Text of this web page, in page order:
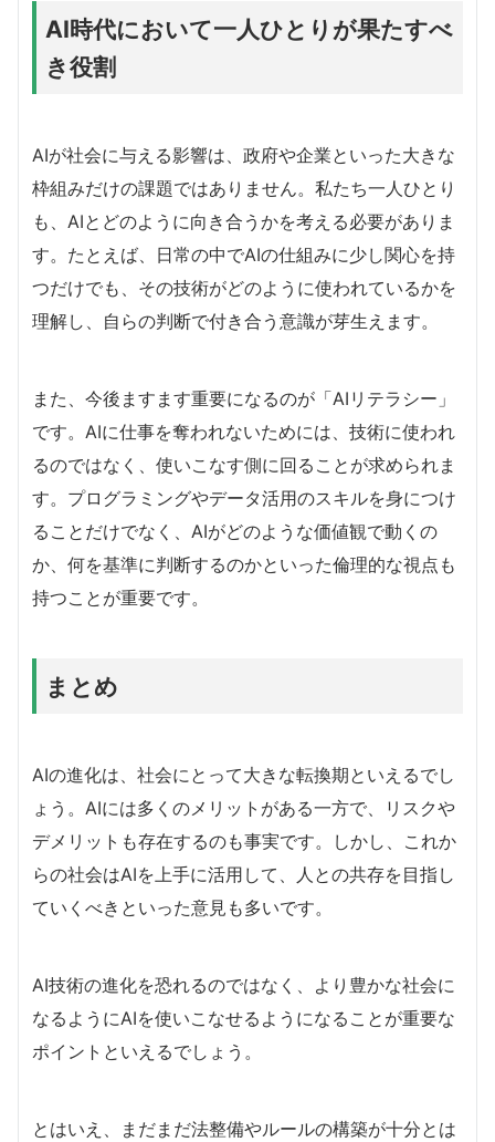
AI時代において一人ひとりが果たすべ
き役割
AIが社会に与える影響は、政府や企業といった大きな
枠組みだけの課題ではありません。私たち一人ひとり
も、AIとどのように向き合うかを考える必要がありま
す。たとえば、日常の中でAIの仕組みに少し関心を持
つだけでも、その技術がどのように使われているかを
理解し、自らの判断で付き合う意識が芽生えます。
また、今後ますます重要になるのが「AIリテラシー」
です。AIに仕事を奪われないためには、技術に使われ
るのではなく、使いこなす側に回ることが求められま
す。プログラミングやデータ活用のスキルを身につけ
ることだけでなく、AIがどのような価値観で動くの
か、何を基準に判断するのかといった倫理的な視点も
持つことが重要です。
まとめ
AIの進化は、社会にとって大きな転換期といえるでし
ょう。AIには多くのメリットがある一方で、リスクや
デメリットも存在するのも事実です。しかし、これか
らの社会はAIを上手に活用して、人との共存を目指し
ていくべきといった意見も多いです。
AI技術の進化を恐れるのではなく、より豊かな社会に
なるようにAIを使いこなせるようになることが重要な
ポイントといえるでしょう。
とはいえ、まだまだ法整備やルールの構築が十分とは